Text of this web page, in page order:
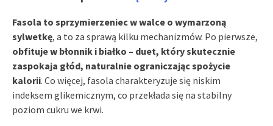
Fasola to sprzymierzeniec w walce o wymarzoną
sylwetkę, a to za sprawą kilku mechanizmów. Po pierwsze,
obfituje w błonnik i białko – duet, który skutecznie
zaspokaja głód, naturalnie ograniczając spożycie
kalorii. Co więcej, fasola charakteryzuje się niskim
indeksem glikemicznym, co przekłada się na stabilny
poziom cukru we krwi.